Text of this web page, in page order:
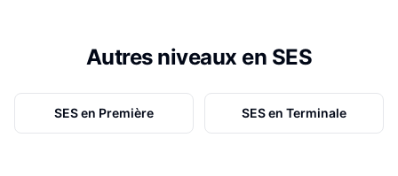
Autres niveaux en SES
SESen Première SESen Terminale